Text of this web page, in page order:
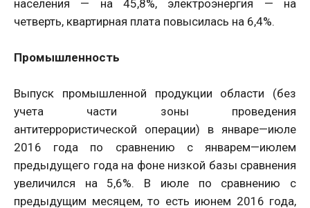
населения — на 45,8%, электроэнергия — на
четверть, квартирная плата повысилась на 6,4%.
Промышленность
Выпуск промышленной продукции области (без
учета части зоны проведения
антитеррористической операции) в январе—июле
2016 года по сравнению с январем—июлем
предыдущего года на фоне низкой базы сравнения
увеличился на 5,6%. В июле по сравнению с
предыдущим месяцем, то есть июнем 2016 года,